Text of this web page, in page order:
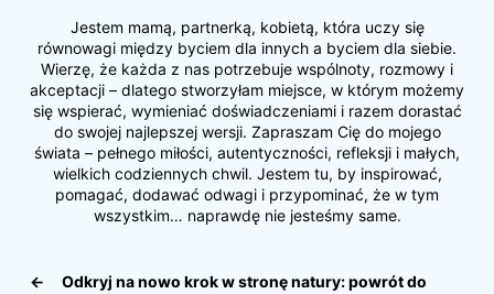
Jestem mamą, partnerką, kobietą, która uczy się
równowagi między byciem dla innych a byciem dla siebie.
Wierzę, że każda z nas potrzebuje wspólnoty, rozmowy i
akceptacji – dlatego stworzyłam miejsce, w którym możemy
się wspierać, wymieniać doświadczeniami i razem dorastać
do swojej najlepszej wersji. Zapraszam Cię do mojego
świata – pełnego miłości, autentyczności, refleksji i małych,
wielkich codziennych chwil. Jestem tu, by inspirować,
pomagać, dodawać odwagi i przypominać, że w tym
wszystkim… naprawdę nie jesteśmy same.
←
Odkryj na nowo krok w stronę natury: powrót do